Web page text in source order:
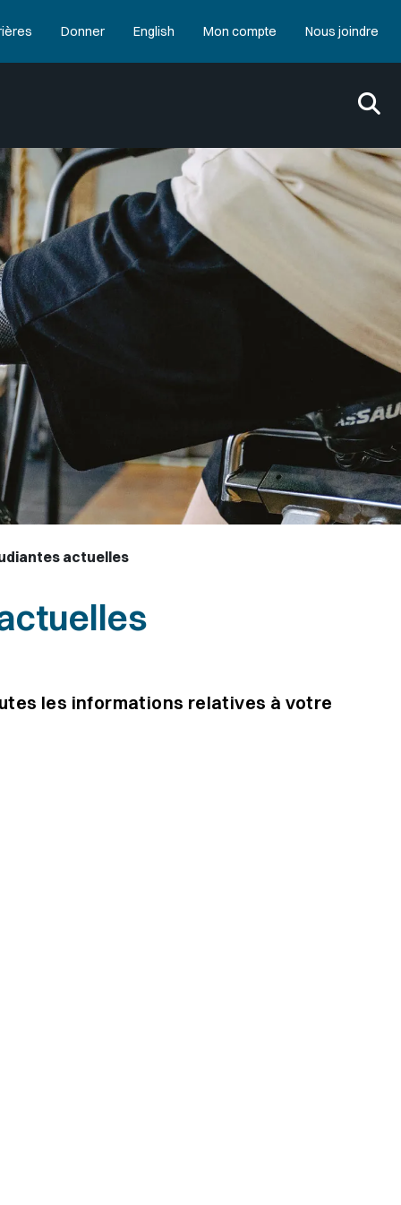
Donner English Mon compte Nous joindre
actuelles
les informations relatives à votre